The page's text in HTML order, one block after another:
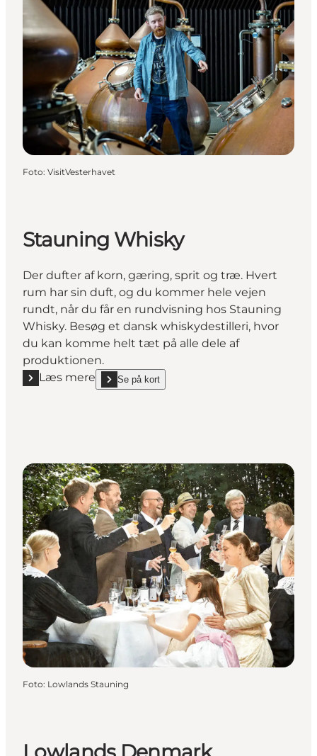
Foto: VisitVesterhavet
Stauning Whisky
Der dufter af korn, gæring, sprit og træ. Hvert
rum har sin duft, og du kommer hele vejen
rundt, når du får en rundvisning hos Stauning
Whisky. Besøg et dansk whiskydestilleri, hvor
du kan komme helt tæt på alle dele af
produktionen.
Læs mere
Læs mere "Stauning Whisky"
Se på kort
show Stauning Whisky on_map
Foto: Lowlands Stauning